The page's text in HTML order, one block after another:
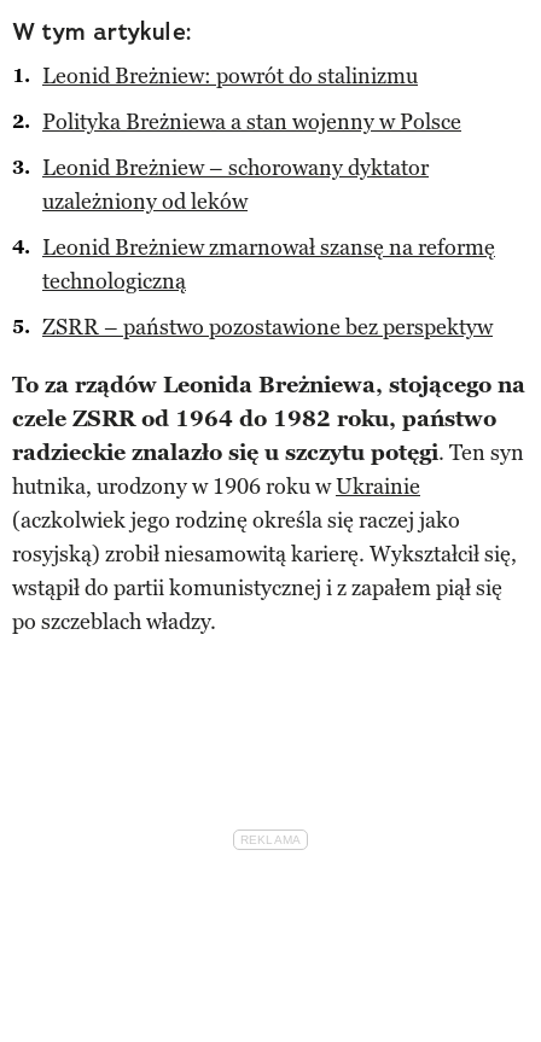
W tym artykule:
Leonid Breżniew: powrót do stalinizmu
Polityka Breżniewa a stan wojenny w Polsce
Leonid Breżniew – schorowany dyktator
uzależniony od leków
Leonid Breżniew zmarnował szansę na reformę
technologiczną
ZSRR – państwo pozostawione bez perspektyw
To za rządów Leonida Breżniewa, stojącego na
czele ZSRR od 1964 do 1982 roku, państwo
radzieckie znalazło się u szczytu potęgi. Ten syn
hutnika, urodzony w 1906 roku wUkrainie
(aczkolwiek jego rodzinę określa się raczej jako
rosyjską) zrobił niesamowitą karierę. Wykształcił się,
wstąpił do partii komunistycznej i z zapałem piął się
po szczeblach władzy.